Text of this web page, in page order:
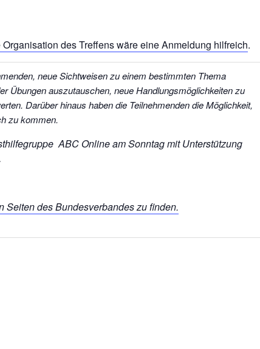
Organisation des Treffens wäre eine Anmeldung hilfreich.
neue Sichtweisen zu einem bestimmten Thema
Übungen auszutauschen, neue Handlungsmöglichkeiten zu
Darüber hinaus haben die Teilnehmenden die Möglichkeit,
zu kommen.
ABC Online am Sonntagmit Unterstützung
Seiten des Bundesverbandes zu finden.